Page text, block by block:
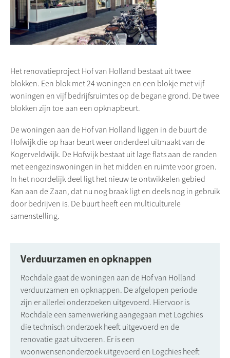
Het renovatieproject Hof van Holland bestaat uit twee
blokken. Een blok met 24 woningen en een blokje met vijf
woningen en vijf bedrijfsruimtes op de begane grond. De twee
blokken zijn toe aan een opknapbeurt.
De woningen aan de Hof van Holland liggen in de buurt de
Hofwijk die op haar beurt weer onderdeel uitmaakt van de
Kogerveldwijk. De Hofwijk bestaat uit lage flats aan de randen
met eengezinswoningen in het midden en ruimte voor groen.
In het noordelijk deel ligt het nieuw te ontwikkelen gebied
Kan aan de Zaan, dat nu nog braak ligt en deels nog in gebruik
door bedrijven is. De buurt heeft een multiculturele
samenstelling.
Verduurzamen en opknappen
Rochdale gaat de woningen aan de Hof van Holland
verduurzamen en opknappen. De afgelopen periode
zijn er allerlei onderzoeken uitgevoerd. Hiervoor is
Rochdale een samenwerking aangegaan met Logchies
die technisch onderzoek heeft uitgevoerd en de
renovatie gaat uitvoeren. Er is een
woonwensenonderzoek uitgevoerd en Logchies heeft